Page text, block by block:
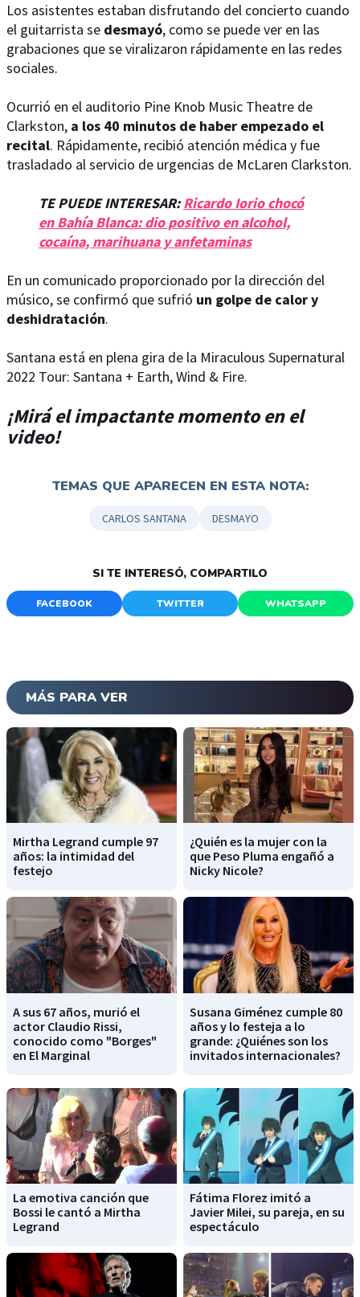
Los asistentes estaban disfrutando del concierto cuando
el guitarrista se desmayó, como se puede ver en las
grabaciones que se viralizaron rápidamente en las redes
sociales.
Ocurrió en el auditorio Pine Knob Music Theatre de
Clarkston, a los 40 minutos de haber empezado el
recital. Rápidamente, recibió atención médica y fue
trasladado al servicio de urgencias de McLaren Clarkston.
TE PUEDE INTERESAR:Ricardo Iorio chocó
en Bahía Blanca: dio positivo en alcohol,
cocaína, marihuana y anfetaminas
En un comunicado proporcionado por la dirección del
músico, se confirmó que sufrió un golpe de calor y
deshidratación.
Santana está en plena gira de la Miraculous Supernatural
2022 Tour: Santana + Earth, Wind & Fire.
¡Mirá el impactante momento en el
video!
TEMAS QUE APARECEN EN ESTA NOTA:
CARLOS SANTANA DESMAYO
SI TE INTERESÓ, COMPARTILO
FACEBOOK TWITTER WHATSAPP
MÁS PARA VER
Mirtha Legrand cumple 97
años: la intimidad del
festejo
¿Quién es la mujer con la
que Peso Pluma engañó a
Nicky Nicole?
A sus 67 años, murió el
actor Claudio Rissi,
conocido como "Borges"
en El Marginal
Susana Giménez cumple 80
años y lo festeja a lo
grande: ¿Quiénes son los
invitados internacionales?
La emotiva canción que
Bossi le cantó a Mirtha
Legrand
Fátima Florez imitó a
Javier Milei, su pareja, en su
espectáculo